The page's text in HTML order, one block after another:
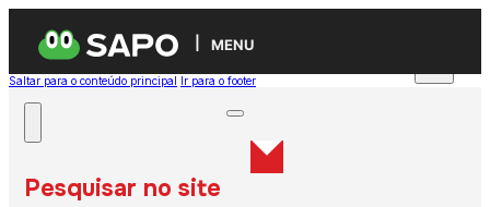
MENU
Saltar para o conteúdo principal Ir para o footer
Pesquisar no site